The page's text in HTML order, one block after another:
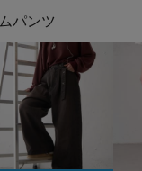
パンツ